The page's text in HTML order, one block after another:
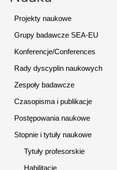
Projekty naukowe
Grupy badawcze SEA-EU
Konferencje/Conferences
Rady dyscyplin naukowych
Zespoły badawcze
Czasopisma i publikacje
Postępowania naukowe
Stopnie i tytuły naukowe
Tytuły profesorskie
Habilitacje